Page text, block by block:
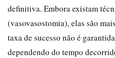
definitiva. Embora existam
(vasovasostomia), elas são
taxa de sucesso não é
dependendo do tempo